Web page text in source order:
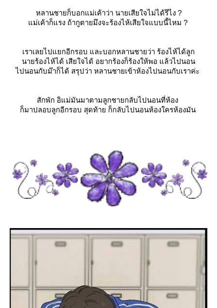
หลานชายก็บอกแม่เค้าว่า นายเสียใจไม่ได้รึไง ?
ม่เค้าก็แรง ถ้ากูตายมึงจะร้องไห้เสียใจแบบนี้ไหม ?
เราเลยไปแยกอีกรอบ และบอกหลานชายว่า ร้องไห้ได้ลูก
นายร้องไห้ได้ เสียใจได้ อยากร้องก็ร้องให้พอ แล้วไปนอน
ไปนอนกับม๊าก็ได้ สรุปว่า หลานชายเข้าห้องไปนอนกับเราค่ะ
สักพัก อิแม่มันมาตามลูกชายกลับไปนอนที่ห้อง
ก็มาปลอบลูกอีกรอบ สุดท้าย ก็กลับไปนอนห้องใครห้องมัน